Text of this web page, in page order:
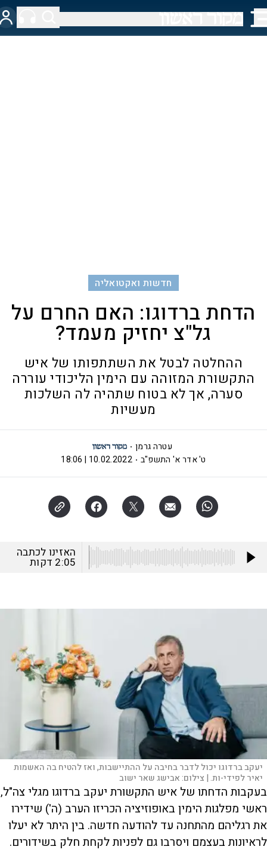
חדשות ואקטואליה
הדחת ברדוגו: האם החרם על
גל"צ יחזיק מעמד?
ההחלטה לבטל את השתתפותו של איש
התקשורת המזוהה עם הימין הליכודי עוררה
סערה, אך לא בטוח שתהיה לה השלכות
מעשיות
עטרה גרמן
ט' אדר א' התשפ"ב
10.02.2022 | 18:06
האזינו לכתבה
2:05 דקות
יעקב ברדוגו יכול לדבר בחיבה על ההתיישבות, ואז להטיח בה האשמות
יאיר לפידי-ות. | צילום:אבישג שאר ישוב
בעקבות הדחתו של איש התקשורת יעקב ברדוגו מגלי צה"ל,
ראשי מפלגות הימין באופוזיציה הכריזו הערב (ה') שידירו
את רגליהם מהתחנה עד להודעה חדשה. בין היתר לא יעלו
לראיונות בעצמם ויסרבו גם לפניות לקחת חלק בשידורים.